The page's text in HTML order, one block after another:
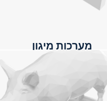
מערכות מיגון